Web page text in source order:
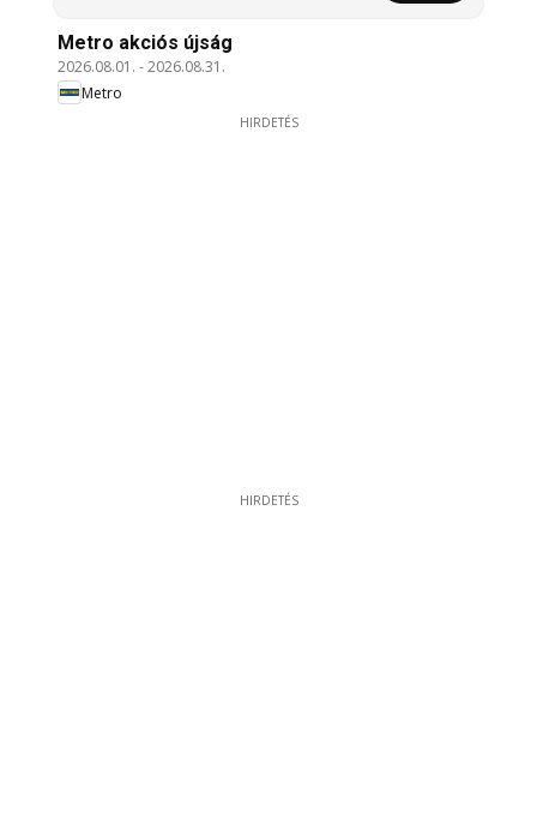
Metro akciós újság
2026.08.01. -2026.08.31.
Metro
HIRDETÉS
HIRDETÉS